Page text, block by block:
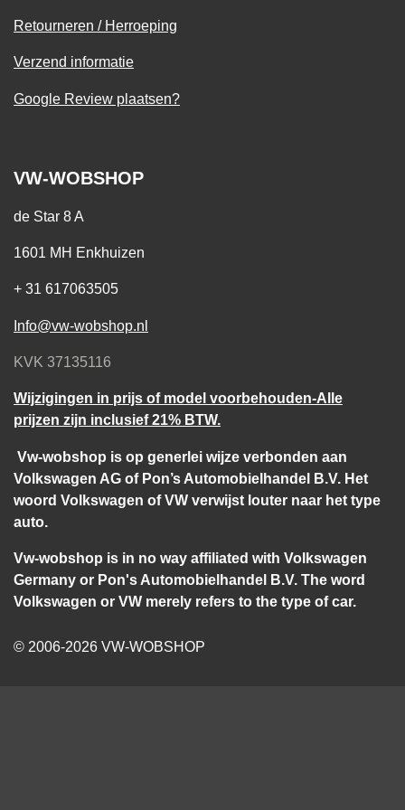
Retourneren / Herroeping
Verzend informatie
Google Review plaatsen?
VW-WOBSHOP
de Star 8 A
1601 MH Enkhuizen
+ 31 617063505
Info@vw-wobshop.nl
KVK 37135116
Wijzigingen in prijs of model voorbehouden-Alle
prijzen zijn inclusief 21% BTW.
Vw-wobshop is op generlei wijze verbonden aan
Volkswagen AG of Pon’s Automobielhandel B.V. Het
woord Volkswagen of VW verwijst louter naar het type
auto.
Vw-wobshop is in no way affiliated with Volkswagen
Germany or Pon's Automobielhandel B.V. The word
Volkswagen or VW merely refers to the type of car.
© 2006-2026 VW-WOBSHOP